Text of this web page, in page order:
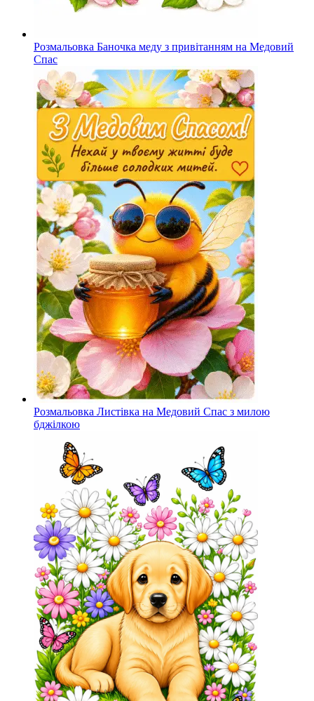
Розмальовка Баночка меду з привітанням на Медовий
Спас
Розмальовка Листівка на Медовий Спас з милою
бджілкою